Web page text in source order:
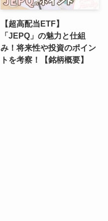
【超高配当ETF】
「JEPQ」の魅力と仕組
み！将来性や投資のポイン
トを考察！【銘柄概要】